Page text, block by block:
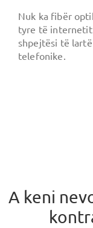
Nuk ka fibër
tyre të internetit
shpejtësi të
telefonike.
A keni